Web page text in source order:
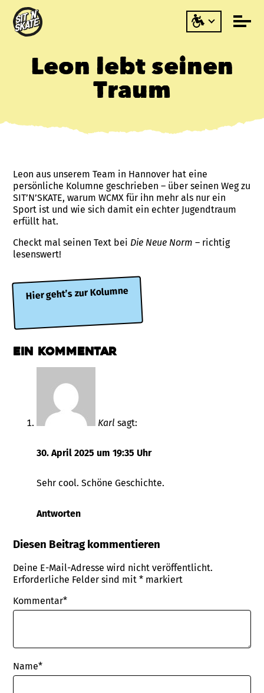
Leon lebt seinen
Traum
Leon aus unserem Team in Hannover hat eine
persönliche Kolumne geschrieben – über seinen Weg zu
SIT’N’SKATE, warum WCMX für ihn mehr als nur ein
Sport ist und wie sich damit ein echter Jugendtraum
erfüllt hat.
Checkt mal seinen Text bei Die Neue Norm – richtig
lesenswert!
Hier geht’s zur Kolumne
Ein Kommentar
Karl sagt:
30. April 2025 um 19:35 Uhr
Sehr cool. Schöne Geschichte.
Antworten
Diesen Beitrag kommentieren
Deine E-Mail-Adresse wird nicht veröffentlicht.
Erforderliche Felder sind mit* markiert
Kommentar*
Name*